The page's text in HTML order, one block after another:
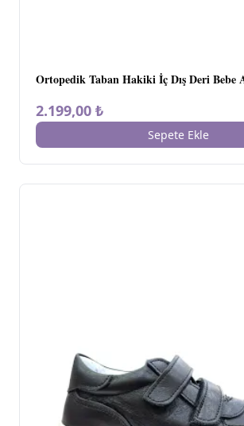
Ortopedik Taban Hakiki İç Dış Deri Bebe
2.199,00 ₺
Sepete Ekle